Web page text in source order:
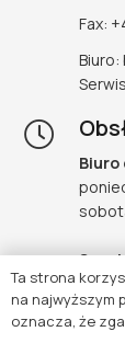
Fax:
Biuro:
Biuro
Ta strona
na najwyższym
oznacza, że